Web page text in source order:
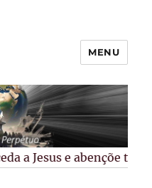
MENU
a Jesus e abençõe